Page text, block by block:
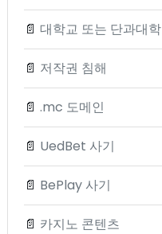
📄 대학교 또는 단과대학
📄 저작권 침해
📄 .mc 도메인
📄 UedBet 사기
📄 BePlay 사기
📄 카지노 콘텐츠